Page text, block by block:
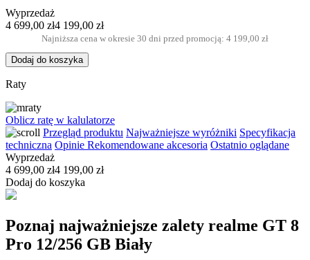
Wyprzedaż
4 699,00 zł4 199,00 zł
Najniższa cena w okresie 30 dni przed promocją: 4 199,00 zł
Dodaj do koszyka
Raty
Oblicz ratę w kalulatorze
Przegląd produktu Najważniejsze wyróżniki Specyfikacja
techniczna Opinie Rekomendowane akcesoria Ostatnio oglądane
Wyprzedaż
4 699,00 zł4 199,00 zł
Dodaj do koszyka
Poznaj najważniejsze zalety realme GT 8
Pro 12/256 GB Biały